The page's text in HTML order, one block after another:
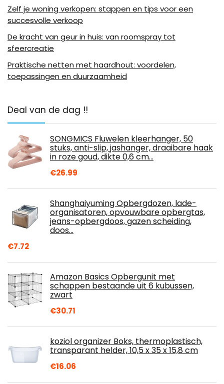
Zelf je woning verkopen: stappen en tips voor een
succesvolle verkoop
De kracht van geur in huis: van roomspray tot
sfeercreatie
Praktische netten met haardhout: voordelen,
toepassingen en duurzaamheid
Deal van de dag !!
SONGMICS Fluwelen kleerhanger, 50
stuks, anti-slip, jashanger, draaibare haak
in roze goud, dikte 0,6 cm…
€26.99
Shanghaiyuming Opbergdozen, lade-
organisatoren, opvouwbare opbergtas,
jeans-opbergdoos, gazen scheiding,
doos…
€7.72
Amazon Basics Opbergunit met
schappen bestaande uit 6 kubussen,
zwart
€30.71
koziol organizer Boks, thermoplastisch,
transparant helder, 10,5 x 35 x 15,8 cm
€16.06